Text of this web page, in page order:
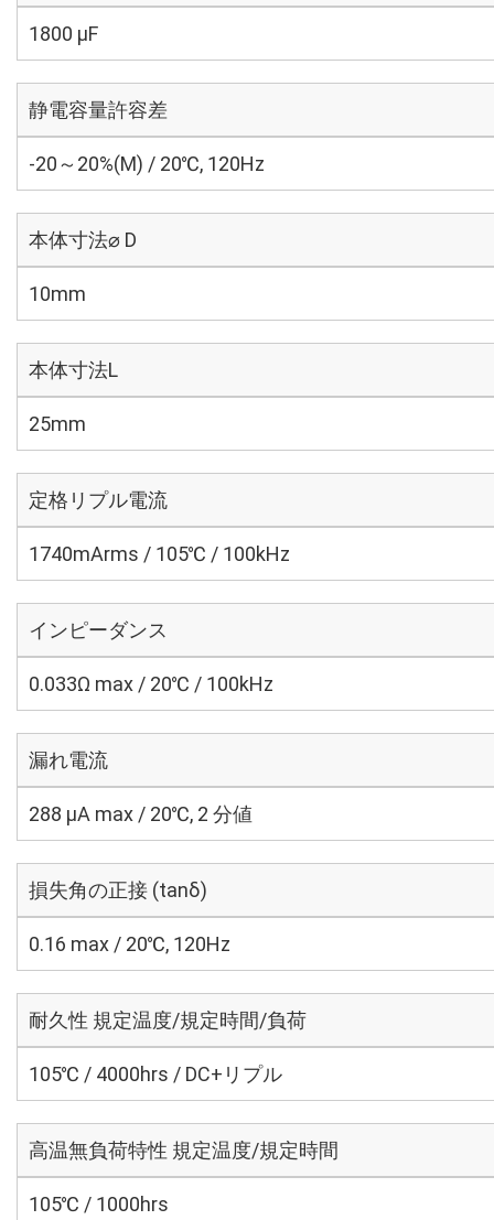
1800 µF
静電容量許容差
-20～20%(M) / 20℃, 120Hz
本体寸法⌀ D
10mm
本体寸法L
25mm
定格リプル電流
1740mArms / 105℃ / 100kHz
インピーダンス
0.033Ω max / 20℃ / 100kHz
漏れ電流
288 μA max / 20℃, 2 分値
損失角の正接 (tanδ)
0.16 max / 20℃, 120Hz
耐久性 規定温度/規定時間/負荷
105℃ / 4000hrs / DC+リプル
高温無負荷特性 規定温度/規定時間
105℃ / 1000hrs